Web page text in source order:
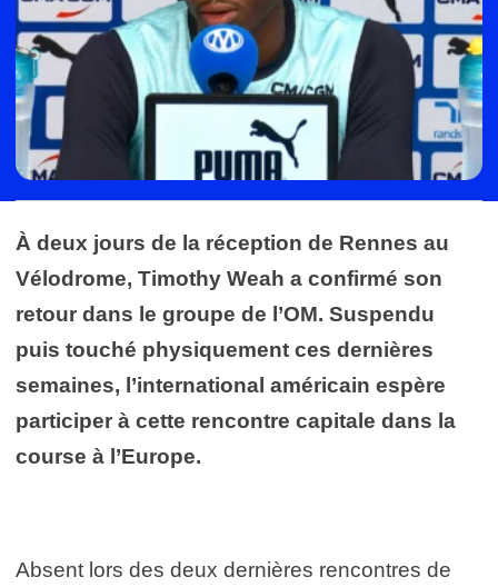
À deux jours de la réception de Rennes au
Vélodrome, Timothy Weah a confirmé son
retour dans le groupe de l’OM. Suspendu
puis touché physiquement ces dernières
semaines, l’international américain espère
participer à cette rencontre capitale dans la
course à l’Europe.
Absent lors des deux dernières rencontres de